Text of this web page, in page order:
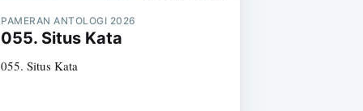
PAMERAN ANTOLOGI 2026
055. Situs Kata
055. Situs Kata